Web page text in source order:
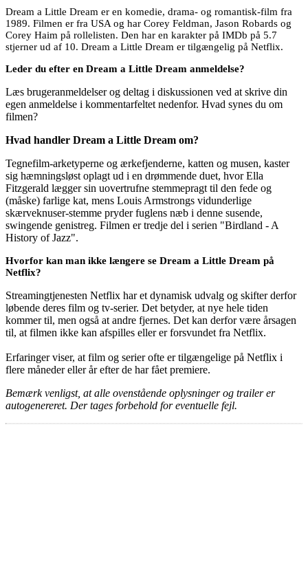
Dream a Little Dream er en komedie, drama- og romantisk-film fra
1989. Filmen er fra USA og har Corey Feldman, Jason Robards og
Corey Haim på rollelisten. Den har en karakter på IMDb på 5.7
stjerner ud af 10. Dream a Little Dream er tilgængelig på Netflix.
Leder du efter en Dream a Little Dream anmeldelse?
Læs brugeranmeldelser og deltag i diskussionen ved at skrive din
egen anmeldelse i kommentarfeltet nedenfor. Hvad synes du om
filmen?
Hvad handler Dream a Little Dream om?
Tegnefilm-arketyperne og ærkefjenderne, katten og musen, kaster
sig hæmningsløst oplagt ud i en drømmende duet, hvor Ella
Fitzgerald lægger sin uovertrufne stemmepragt til den fede og
(måske) farlige kat, mens Louis Armstrongs vidunderlige
skærveknuser-stemme pryder fuglens næb i denne susende,
swingende genistreg. Filmen er tredje del i serien "Birdland - A
History of Jazz".
Hvorfor kan man ikke længere se Dream a Little Dream på
Netflix?
Streamingtjenesten Netflix har et dynamisk udvalg og skifter derfor
løbende deres film og tv-serier. Det betyder, at nye hele tiden
kommer til, men også at andre fjernes. Det kan derfor være årsagen
til, at filmen ikke kan afspilles eller er forsvundet fra Netflix.
Erfaringer viser, at film og serier ofte er tilgængelige på Netflix i
flere måneder eller år efter de har fået premiere.
Bemærk venligst, at alle ovenstående oplysninger og trailer er
autogenereret. Der tages forbehold for eventuelle fejl.